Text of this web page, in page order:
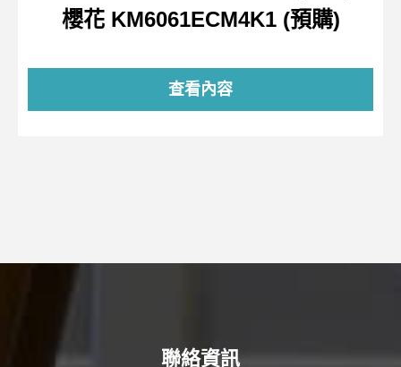
櫻花 KM6061ECM4K1 (預購)
查看內容
聯絡資訊